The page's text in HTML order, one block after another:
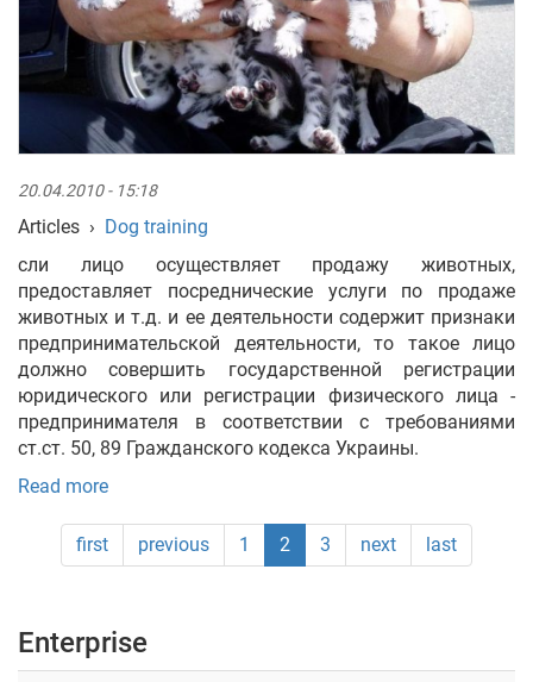
20.04.2010 - 15:18
Articles › Dog training
сли лицо осуществляет продажу животных,
предоставляет посреднические услуги по продаже
животных и т.д. и ее деятельности содержит признаки
предпринимательской деятельности, то такое лицо
должно совершить государственной регистрации
юридического или регистрации физического лица -
предпринимателя в соответствии с требованиями
ст.ст. 50, 89 Гражданского кодекса Украины.
Read more
first previous 1 2 3 next last
Enterprise